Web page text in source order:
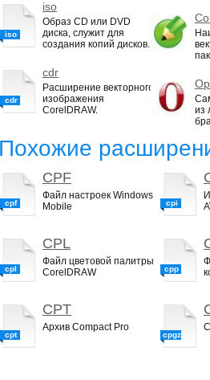
iso
iso
Образ CD или DVD
диска, служит для
создания копий дисков.
cdr
cdr
Расширение векторного
изображения
CorelDRAW.
из
Похожие
cpf
CPF
Файл настроек Windows
Mobile
cpl
CPL
Файл цветовой палитры
CorelDRAW
cpt
CPT
Архив Compact Pro
cpi
cpp
cpgz